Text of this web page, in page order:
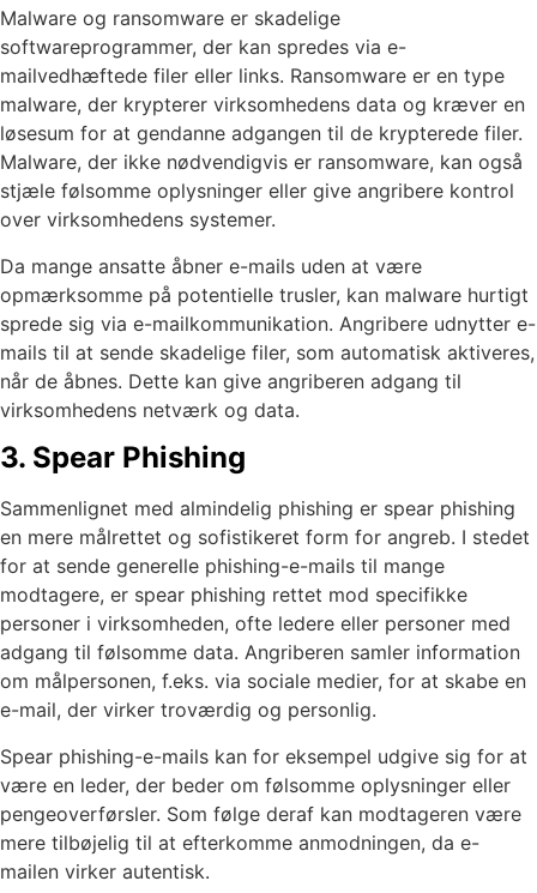
Malware og ransomware er skadelige
softwareprogrammer, der kan spredes via e-
mailvedhæftede filer eller links. Ransomware er en type
malware, der krypterer virksomhedens data og kræver en
løsesum for at gendanne adgangen til de krypterede filer.
Malware, der ikke nødvendigvis er ransomware, kan også
stjæle følsomme oplysninger eller give angribere kontrol
over virksomhedens systemer.
Da mange ansatte åbner e-mails uden at være
opmærksomme på potentielle trusler, kan malware hurtigt
sprede sig via e-mailkommunikation. Angribere udnytter e-
mails til at sende skadelige filer, som automatisk aktiveres,
når de åbnes. Dette kan give angriberen adgang til
virksomhedens netværk og data.
3. Spear Phishing
Sammenlignet med almindelig phishing er spear phishing
en mere målrettet og sofistikeret form for angreb. I stedet
for at sende generelle phishing-e-mails til mange
modtagere, er spear phishing rettet mod specifikke
personer i virksomheden, ofte ledere eller personer med
adgang til følsomme data. Angriberen samler information
om målpersonen, f.eks. via sociale medier, for at skabe en
e-mail, der virker troværdig og personlig.
Spear phishing-e-mails kan for eksempel udgive sig for at
være en leder, der beder om følsomme oplysninger eller
pengeoverførsler. Som følge deraf kan modtageren være
mere tilbøjelig til at efterkomme anmodningen, da e-
mailen virker autentisk.